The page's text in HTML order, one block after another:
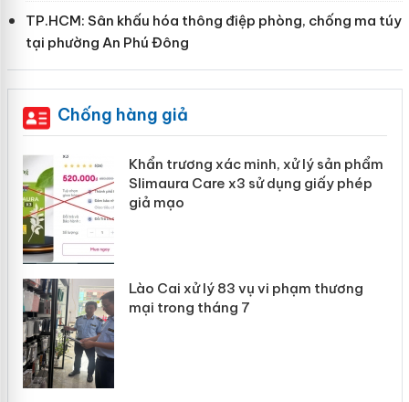
TP.HCM: Sân khấu hóa thông điệp phòng, chống ma túy
tại phường An Phú Đông
Chống hàng giả
Khẩn trương xác minh, xử lý sản phẩm
Slimaura Care x3 sử dụng giấy phép
giả mạo
Lào Cai xử lý 83 vụ vi phạm thương
mại trong tháng 7